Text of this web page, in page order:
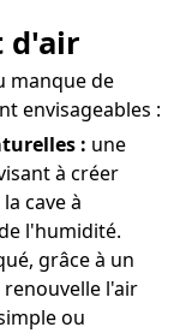
d'air
manque de
envisageables :
: une
à créer
cave à
l'humidité.
grâce à un
l'air
ou